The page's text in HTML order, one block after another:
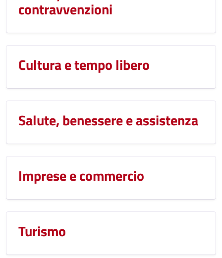
contravvenzioni
Cultura e tempo libero
Salute, benessere e assistenza
Imprese e commercio
Turismo